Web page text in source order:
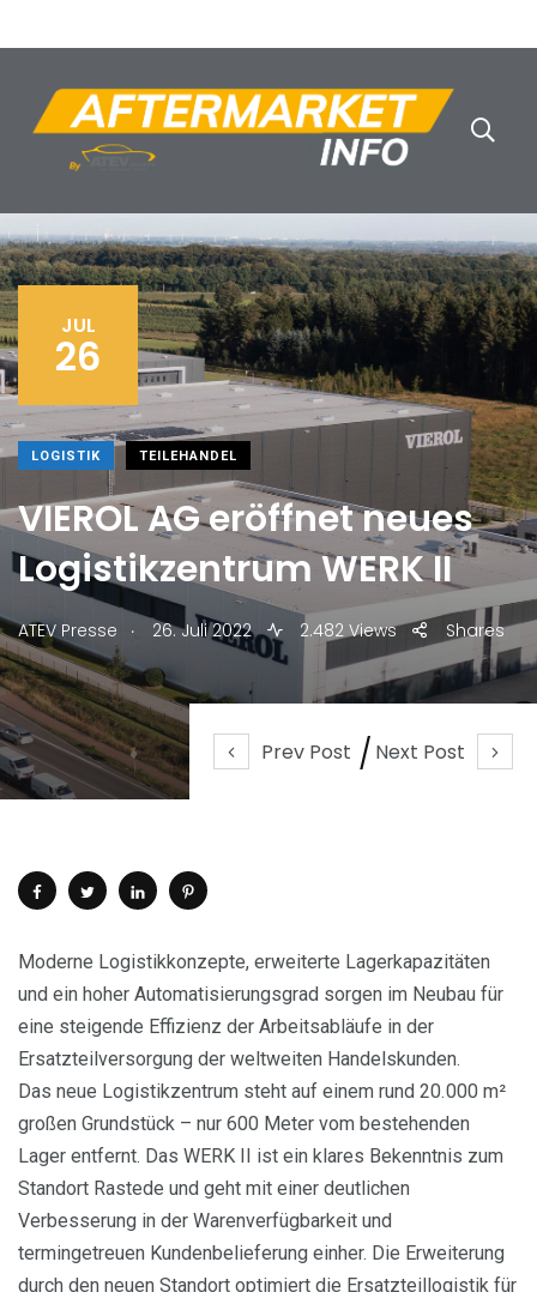
Prev Post Next Post
JUL
26
LOGISTIK TEILEHANDEL
VIEROL AG eröffnet neues
Logistikzentrum WERK II
ATEV Presse . 26. Juli 2022 2.482 Views Shares
Moderne Logistikkonzepte, erweiterte Lagerkapazitäten
und ein hoher Automatisierungsgrad sorgen im Neubau für
eine steigende Effizienz der Arbeitsabläufe in der
Ersatzteilversorgung der weltweiten Handelskunden.
Das neue Logistikzentrum steht auf einem rund 20. 000 m²
großen Grundstück – nur 600 Meter vom bestehenden
Lager entfernt. Das WERK II ist ein klares Bekenntnis zum
Standort Rastede und geht mit einer deutlichen
Verbesserung in der Warenverfügbarkeit und
termingetreuen Kundenbelieferung einher. Die Erweiterung
durch den neuen Standort optimiert die Ersatzteillogistik für